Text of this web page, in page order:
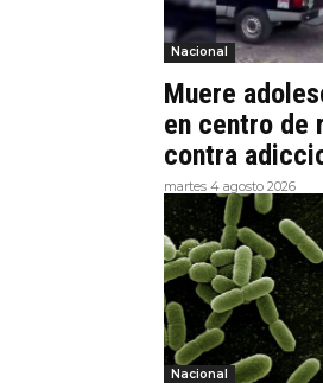
Nacional
Muere
en centro de
contra
martes 4 agosto 2026
Nacional